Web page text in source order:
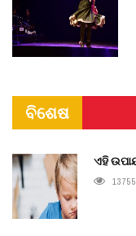
ବିଶେଷ
ଏହି
13755